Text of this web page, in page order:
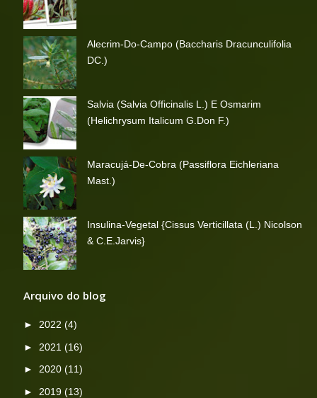
Alecrim-Do-Campo (Baccharis Dracunculifolia
DC.)
Salvia (Salvia Officinalis L.) E Osmarim
(Helichrysum Italicum G.Don F.)
Maracujá-De-Cobra (Passiflora Eichleriana
Mast.)
Insulina-Vegetal {Cissus Verticillata (L.) Nicolson
& C.E.Jarvis}
Arquivo do blog
►2022(4)
► 2021(16)
►2020(11)
► 2019(13)